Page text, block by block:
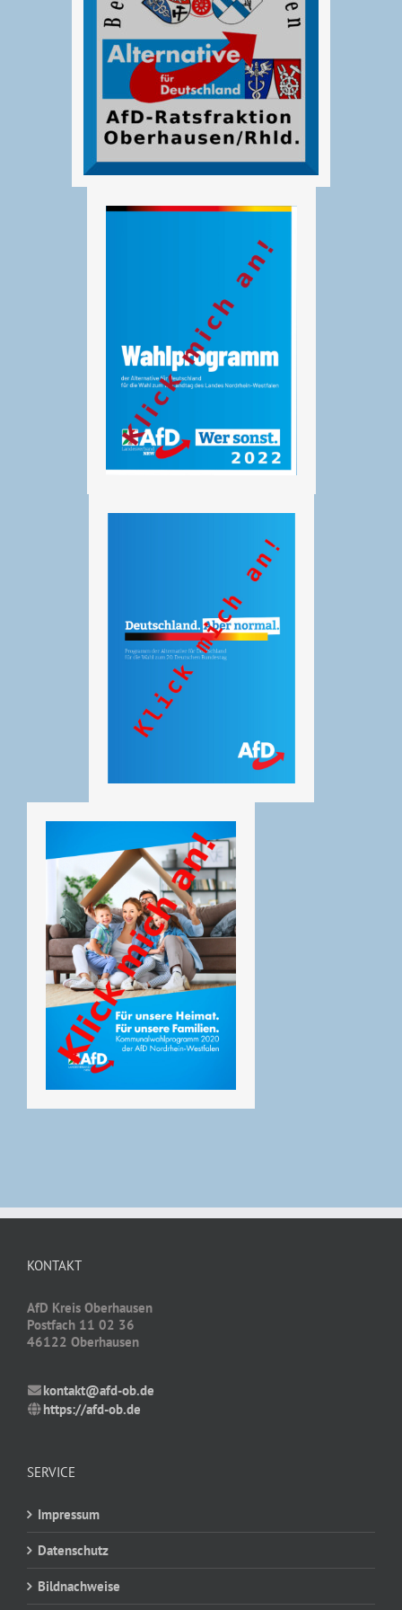
KONTAKT
AfD Kreis Oberhausen
Postfach 11 02 36
46122 Oberhausen
kontakt@afd-ob.de
https://afd-ob.de
SERVICE
Impressum
Datenschutz
Bildnachweise